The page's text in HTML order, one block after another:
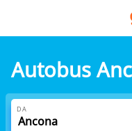
Autobus
DA